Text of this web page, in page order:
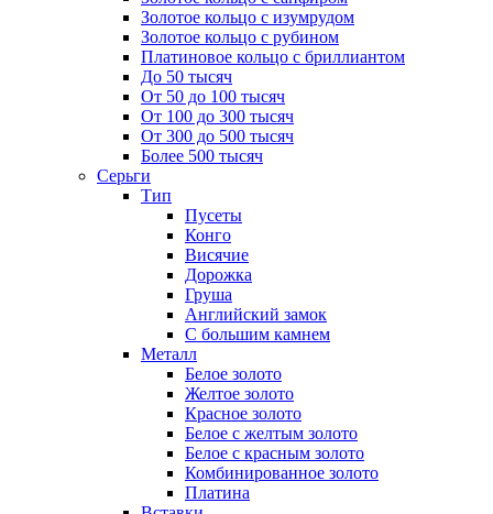
Золотое кольцо с изумрудом
Золотое кольцо с рубином
Платиновое кольцо с бриллиантом
До 50 тысяч
От 50 до 100 тысяч
От 100 до 300 тысяч
От 300 до 500 тысяч
Более 500 тысяч
Серьги
Тип
Пусеты
Конго
Висячие
Дорожка
Груша
Английский замок
С большим камнем
Металл
Белое золото
Желтое золото
Красное золото
Белое с желтым золото
Белое с красным золото
Комбинированное золото
Платина